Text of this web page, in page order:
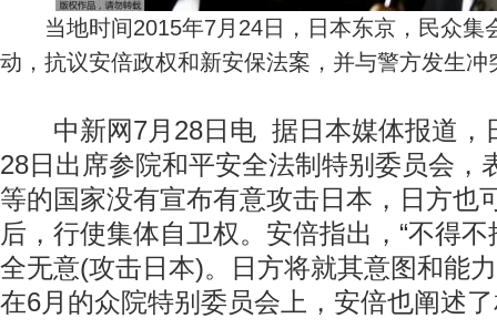
当地时间2015年7月24日，日本东京，民众集
动，抗议安倍政权和新安保法案，并与警方发生冲
中新网7月28日电 据日本媒体报道，
28日出席参院和平安全法制特别委员会，
等的国家没有宣布有意攻击日本，日方也
后，行使集体自卫权。安倍指出，“不得
全无意(攻击日本)。日方将就其意图和能
在6月的众院特别委员会上，安倍也阐述